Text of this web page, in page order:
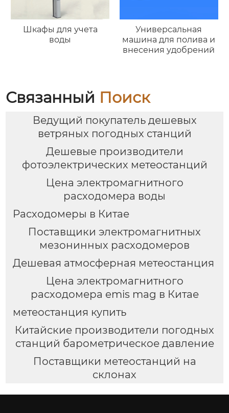
Шкафы для учета
воды
Универсальная
машина для полива и
внесения удобрений
Связанный Поиск
Ведущий покупатель дешевых
ветряных погодных станций
Дешевые производители
фотоэлектрических метеостанций
Цена электромагнитного
расходомера воды
Расходомеры в Китае
Поставщики электромагнитных
мезонинных расходомеров
Дешевая атмосферная метеостанция
Цена электромагнитного
расходомера emis mag в Китае
метеостанция купить
Китайские производители погодных
станций барометрическое давление
Поставщики метеостанций на
склонах